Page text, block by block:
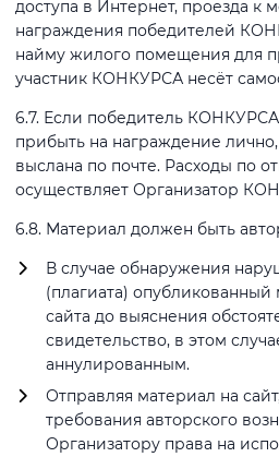
доступа в Интернет, проезда к
награждения победителей
найму жилого помещения для
участник КОНКУРСА несёт
6.7. Если победитель
прибыть на награждение
выслана по почте. Расходы по
осуществляет Организатор
6.8. Материал должен быть
В случае обнаружения
(плагиата) опубликованный
сайта до выяснения
свидетельство, в этом
аннулированным.
Отправляя материал на
требования авторского
Организатору права на